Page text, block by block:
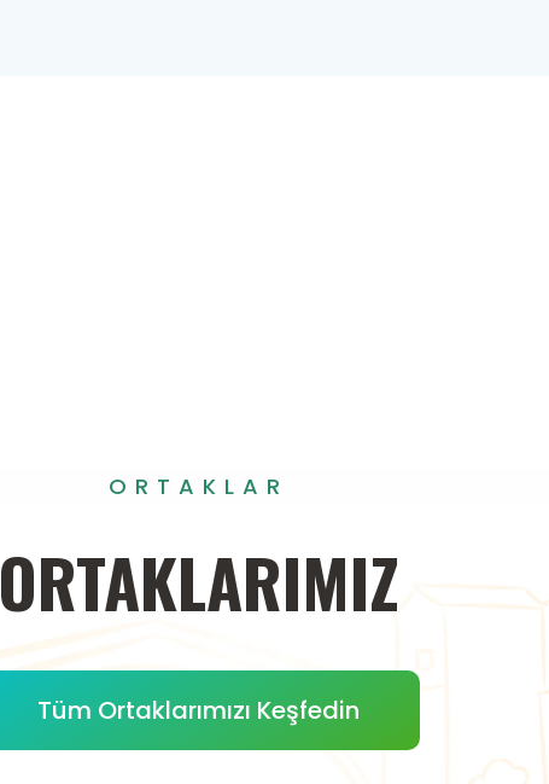
ORTAKLAR
ORTAKLARIMIZ
Tüm Ortaklarımızı Keşfedin